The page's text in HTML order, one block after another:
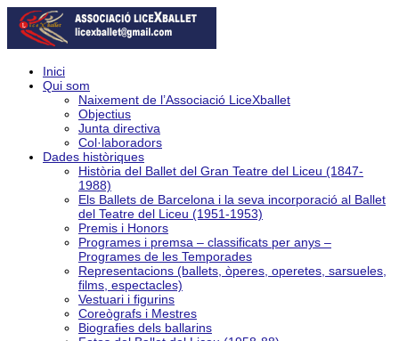
Inici
Qui som
Naixement de l’Associació LiceXballet
Objectius
Junta directiva
Col·laboradors
Dades històriques
Història del Ballet del Gran Teatre del Liceu (1847-
1988)
Els Ballets de Barcelona i la seva incorporació al Ballet
del Teatre del Liceu (1951-1953)
Premis i Honors
Programes i premsa – classificats per anys –
Programes de les Temporades
Representacions (ballets, òperes, operetes, sarsueles,
films, espectacles)
Vestuari i figurins
Coreògrafs i Mestres
Biografies dels ballarins